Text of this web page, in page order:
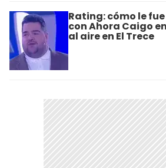
Rating: cómo le
con Ahora Caigo
al aire en El Trece